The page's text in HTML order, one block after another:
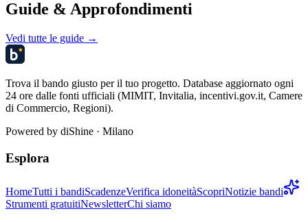
Guide & Approfondimenti
Vedi tutte le guide →
Trova il bando giusto per il tuo progetto. Database aggiornato ogni
24 ore dalle fonti ufficiali (MIMIT, Invitalia, incentivi.gov.it, Camere
di Commercio, Regioni).
Powered by diShine · Milano
Esplora
HomeTutti i bandiScadenzeVerifica idoneitàScopriNotizie bandi
Strumenti gratuitiNewsletterChi siamo